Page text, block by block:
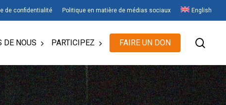
de confidentialité Politique en matière de médias sociaux English
DE NOUS PARTICIPEZ FAIRE UN DON